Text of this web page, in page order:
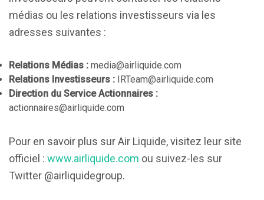
médias ou les relations investisseurs via les
adresses suivantes :
Relations Médias : media@airliquide.com
Relations Investisseurs : IRTeam@airliquide.com
Direction du Service Actionnaires :
actionnaires@airliquide.com
Pour en savoir plus sur Air Liquide, visitez leur site
officiel : www.airliquide.com ou suivez-les sur
Twitter @airliquidegroup.